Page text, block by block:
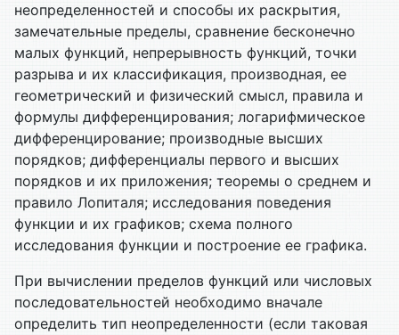
неопределенностей и способы их раскрытия,
замечательные пределы, сравнение бесконечно
малых функций, непрерывность функций, точки
разрыва и их классификация, производная, ее
геометрический и физический смысл, правила и
формулы дифференцирования; логарифмическое
дифференцирование; производные высших
порядков; дифференциалы первого и высших
порядков и их приложения; теоремы о среднем и
правило Лопиталя; исследования поведения
функции и их графиков; схема полного
исследования функции и построение ее графика.
При вычислении пределов функций или числовых
последовательностей необходимо вначале
определить тип неопределенности (если таковая